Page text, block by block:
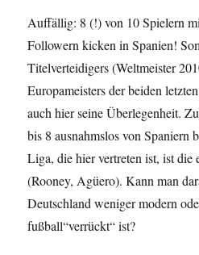
Auffällig: 8 (!) von 10 Spielern
Followern kicken in Spanien!
Titelverteidigers (Weltmeister
Europameisters der beiden
auch hier seine Überlegenheit.
bis 8 ausnahmslos von Spaniern
Liga, die hier vertreten ist, ist die
(Rooney, Agüero). Kann man
Deutschland weniger modern
fußball“verrückt“ ist?